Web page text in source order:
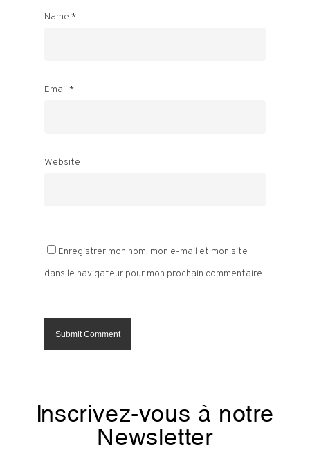
Name *
Email *
Website
Enregistrer mon nom, mon e-mail et mon site
dans le navigateur pour mon prochain commentaire.
Inscrivez-vous à notre
Newsletter